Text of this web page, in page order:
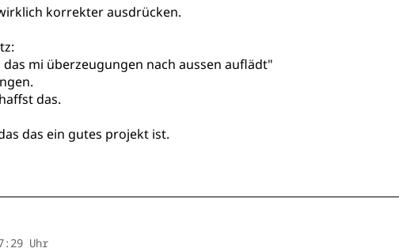
korrekter ausdrücken.
das mi überzeugungen nach aussen auflädt"
das.
das ein gutes projekt ist.
Uhr